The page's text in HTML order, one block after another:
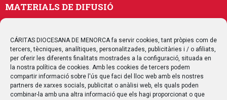
CÁRITAS DIOCESANA DE MENORCA fa servir cookies, tant pròpies com de
tercers, tècniques, analítiques, personalitzades, publicitàries i / o afiliats,
per oferir les diferents finalitats mostrades a la configuració, situada en
la nostra política de cookies. Amb les cookies de tercers podem
compartir informació sobre l'ús que faci del lloc web amb els nostres
partners de xarxes socials, publicitat o anàlisi web, els quals poden
combinar-la amb una altra informació que els hagi proporcionat o que
MATERIALS DE DIFUSIÓ
Publicacions
Multimedia
SEGUEIX-NOS